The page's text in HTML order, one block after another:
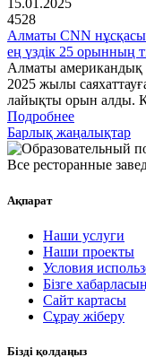
15.01.2025
4528
Алматы CNN
ең үздік 25 орынның
Алматы
2025 жылы
лайықты орын алды.
Подробнее
Барлық жаңалықтар
Все ресторанные
Ақпарат
Наши услуги
Наши проекты
Условия
Бізге
Сайт картасы
Сұрау жіберу
Бізді қолдаңыз